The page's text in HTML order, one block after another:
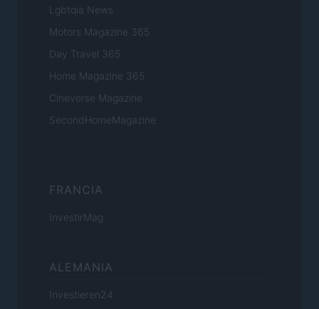
Lgbtqia News
Motors Magazine 365
Day Travel 365
Home Magazine 365
Cineverse Magazine
SecondHomeMagazine
FRANCIA
InvestirMag
ALEMANIA
Investieren24